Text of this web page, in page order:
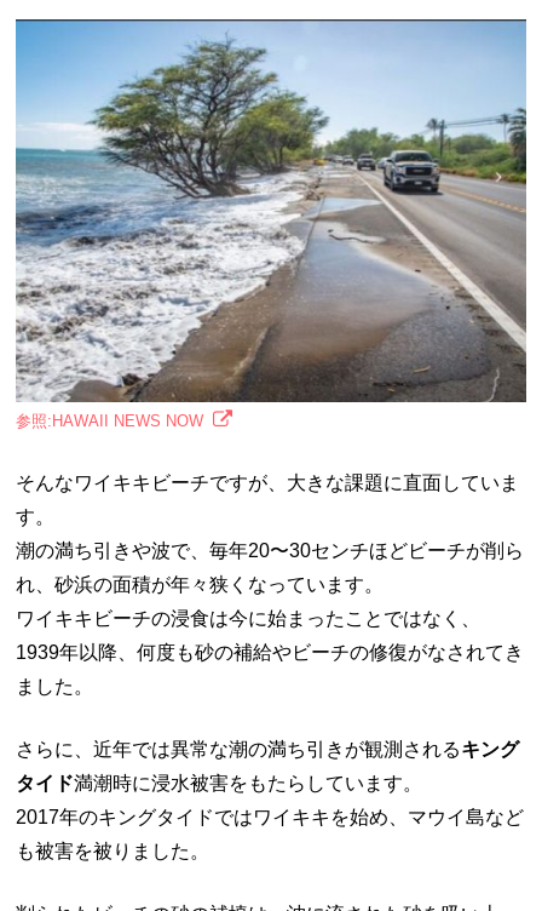
参照:HAWAII NEWS NOW
そんなワイキキビーチですが、大きな課題に直面していま
す。
潮の満ち引きや波で、毎年20〜30センチほどビーチが削ら
れ、砂浜の面積が年々狭くなっています。
ワイキキビーチの浸食は今に始まったことではなく、
1939年以降、何度も砂の補給やビーチの修復がなされてき
ました。
さらに、近年では異常な潮の満ち引きが観測されるキング
タイド満潮時に浸水被害をもたらしています。
2017年のキングタイドではワイキキを始め、マウイ島など
も被害を被りました。